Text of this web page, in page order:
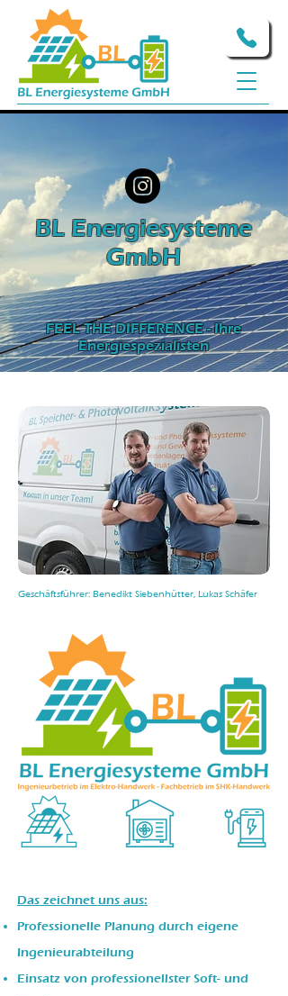
BL Energiesysteme
GmbH
FEEL THE DIFFERENCE - Ihre
Energiespezialisten
Geschäftsführer: Benedikt Siebenhütter, Lukas Schäfer
Das zeichnet uns aus:
Professionelle Planung durch eigene
Ingenieurabteilung
Einsatz von professionellster Soft- und